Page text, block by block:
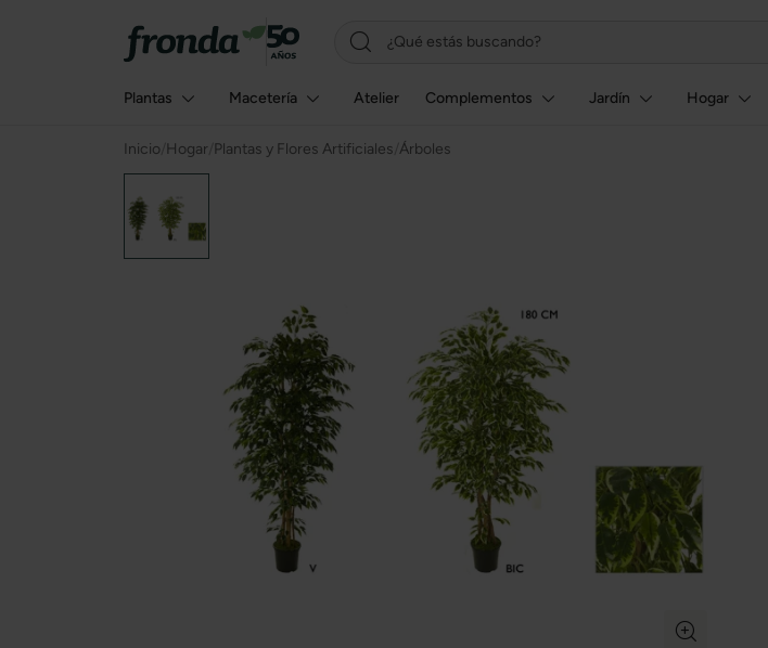
Plantas Macetería Atelier Complementos Jardín Hogar
Inicio Hogar Plantas y Flores Artificiales Árboles